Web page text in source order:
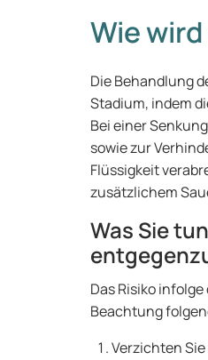
Wie
Die Behandlung
Stadium, indem
Bei einer
sowie zur
Flüssigkeit
zusätzlichem
Was Sie
Das Risiko
Beachtung
Verzichten